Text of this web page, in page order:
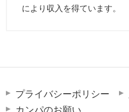
により収入を得ています。
プライバシーポリシー